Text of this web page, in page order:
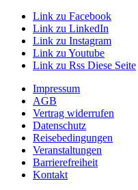
Link zu Facebook
Link zu LinkedIn
Link zu Instagram
Link zu Youtube
Link zu Rss Diese Seite
Impressum
AGB
Vertrag widerrufen
Datenschutz
Reisebedingungen
Veranstaltungen
Barrierefreiheit
Kontakt